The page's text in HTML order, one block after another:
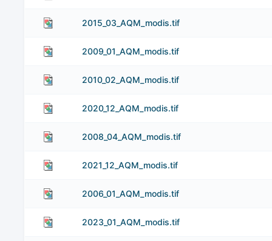
2015_03_AQM_modis.tif
2009_01_AQM_modis.tif
2010_02_AQM_modis.tif
2020_12_AQM_modis.tif
2008_04_AQM_modis.tif
2021_12_AQM_modis.tif
2006_01_AQM_modis.tif
2023_01_AQM_modis.tif